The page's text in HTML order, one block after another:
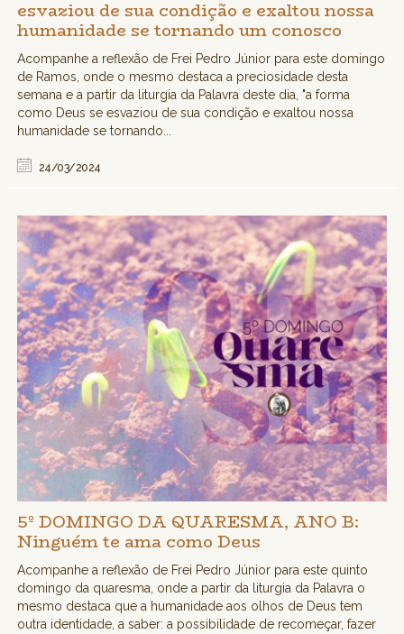
esvaziou de sua condição e exaltou nossa
humanidade se tornando um conosco
Acompanhe a reflexão de Frei Pedro Júnior para este domingo
de Ramos, onde o mesmo destaca a preciosidade desta
semana e a partir da liturgia da Palavra deste dia, "a forma
como Deus se esvaziou de sua condição e exaltou nossa
humanidade se tornando...
24/03/2024
5º DOMINGO DA QUARESMA, ANO B:
Ninguém te ama como Deus
Acompanhe a reflexão de Frei Pedro Júnior para este quinto
domingo da quaresma, onde a partir da liturgia da Palavra o
mesmo destaca que a humanidade aos olhos de Deus tem
outra identidade, a saber: a possibilidade de recomeçar, fazer